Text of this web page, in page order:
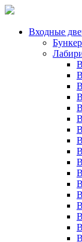
Входные
Бункер